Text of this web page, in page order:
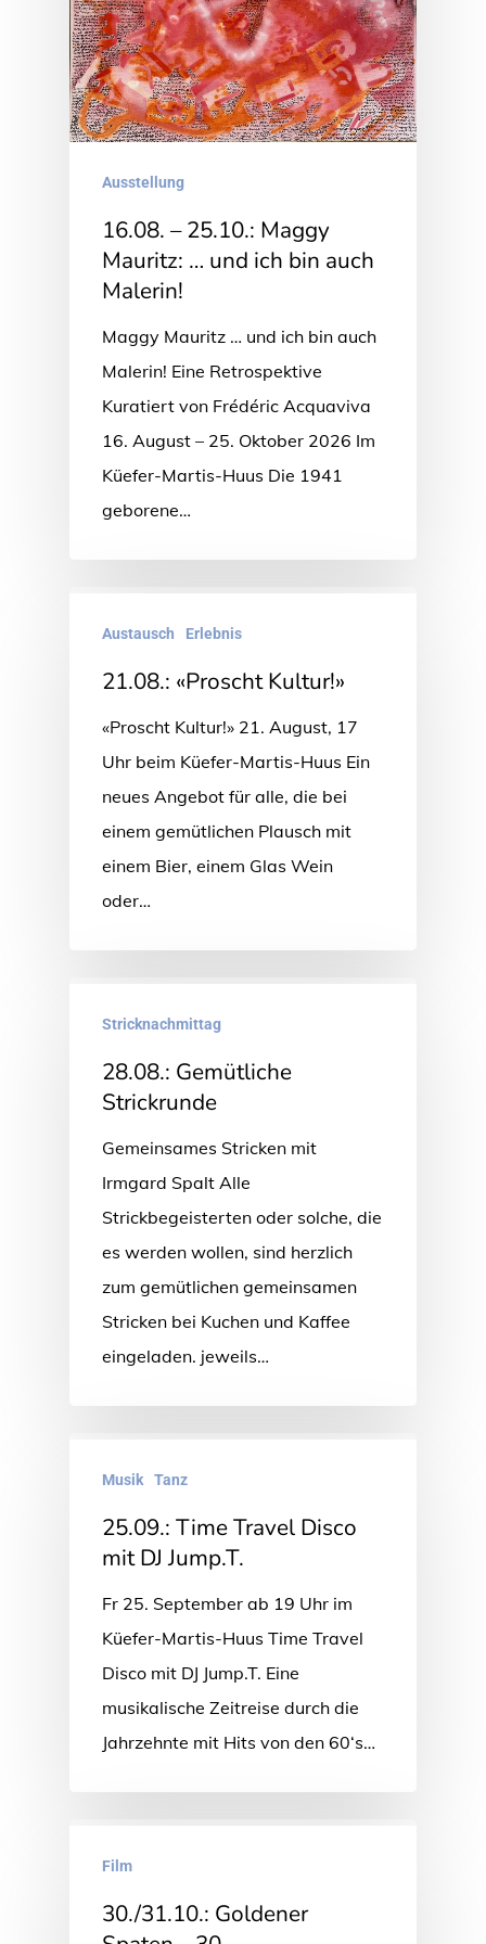
Ausstellung
16.08. – 25.10.: Maggy
Mauritz: … und ich bin auch
Malerin!
Maggy Mauritz … und ich bin auch
Malerin! Eine Retrospektive
Kuratiert von Frédéric Acquaviva
16. August – 25. Oktober 2026 Im
Küefer-Martis-Huus Die 1941
geborene…
Austausch Erlebnis
21.08.: «Proscht Kultur!»
«Proscht Kultur!» 21. August, 17
Uhr beim Küefer-Martis-Huus Ein
neues Angebot für alle, die bei
einem gemütlichen Plausch mit
einem Bier, einem Glas Wein
oder…
Stricknachmittag
28.08.: Gemütliche
Strickrunde
Gemeinsames Stricken mit
Irmgard Spalt Alle
Strickbegeisterten oder solche, die
es werden wollen, sind herzlich
zum gemütlichen gemeinsamen
Stricken bei Kuchen und Kaffee
eingeladen. jeweils…
Musik Tanz
25.09.: Time Travel Disco
mit DJ Jump.T.
Fr 25. September ab 19 Uhr im
Küefer-Martis-Huus Time Travel
Disco mit DJ Jump.T. Eine
musikalische Zeitreise durch die
Jahrzehnte mit Hits von den 60‘s…
Film
30./31.10.: Goldener